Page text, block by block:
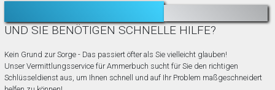
TÜR ZUGEFALLEN?
UND SIE BENÖTIGEN SCHNELLE HILFE?
Kein Grund zur Sorge - Das passiert öfter als Sie vielleicht glauben!
Unser Vermittlungsservice für Ammerbuch sucht für Sie den richtigen
Schlüsseldienst aus, um Ihnen schnell und auf Ihr Problem maßgeschneidert